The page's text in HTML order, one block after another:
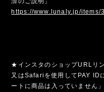
https://www.lunaly.jp/items/
★インスタのショップURLリ
又はSafariを使用してPAY ID
ートに商品は入っていません